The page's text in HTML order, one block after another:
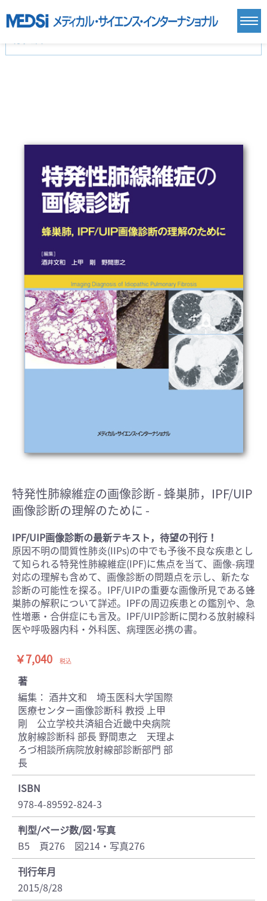
基礎医学(93)
基礎医学関連科学(80)
自然科学(25)
薬学(7)
保健・体育(1)
衛生・公衆衛生学(14)
医学一般(91) マルチメディア(0)
特発性肺線維症の画像診断- 蜂巣肺，IPF/UIP
画像診断の理解のために -
IPF/UIP画像診断の最新テキスト，待望の刊行！
原因不明の間質性肺炎(IIPs)の中でも予後不良な疾患とし
て知られる特発性肺線維症(IPF)に焦点を当て、画像-病理
対応の理解も含めて、画像診断の問題点を示し、新たな
診断の可能性を探る。IPF/UIPの重要な画像所見である蜂
巣肺の解釈について詳述。IPFの周辺疾患との鑑別や、急
性増悪・合併症にも言及。IPF/UIP診断に関わる放射線科
医や呼吸器内科・外科医、病理医必携の書。
￥7,040 税込
著
編集： 酒井文和 埼玉医科大学国際
医療センター画像診断科 教授 上甲
剛 公立学校共済組合近畿中央病院
放射線診断科 部長 野間恵之 天理よ
ろづ相談所病院放射線部診断部門 部
長
ISBN
978-4-89592-824-3
判型/ページ数/図･写真
B5 頁276 図214・写真276
刊行年月
2015/8/28